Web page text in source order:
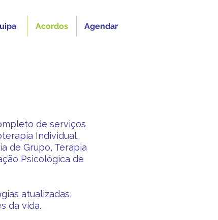
Acordos Agendar
de serviços
Individual,
de Grupo, Terapia
Psicológica de
atualizadas,
da vida.